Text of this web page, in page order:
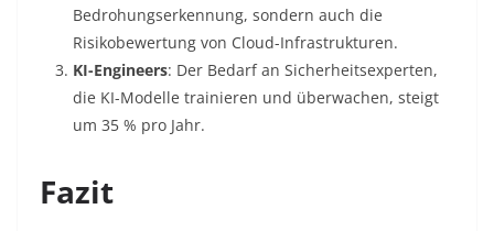
Bedrohungserkennung, sondern auch die
Risikobewertung von Cloud-Infrastrukturen.
KI-Engineers: Der Bedarf an Sicherheitsexperten,
die KI-Modelle trainieren und überwachen, steigt
um 35 % pro Jahr.
Fazit